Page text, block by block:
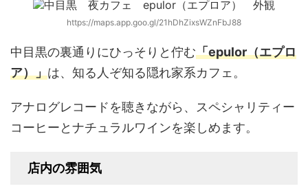
https://maps.app.goo.gl/21hDhZixsWZnFbJ88
中目黒の裏通りにひっそりと佇む「epulor（エプロ
ア）」は、知る人ぞ知る隠れ家系カフェ。
アナログレコードを聴きながら、スペシャリティー
コーヒーとナチュラルワインを楽しめます。
店内の雰囲気